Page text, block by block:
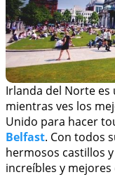
Irlanda del Norte
mientras ves los
Unido para hacer t
Belfast. Con todos
hermosos castillos
increíbles y